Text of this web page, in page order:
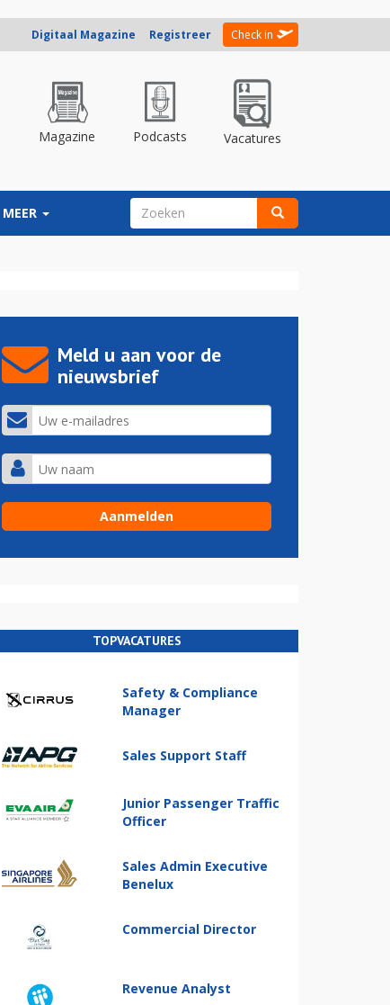
Digitaal Magazine Registreer Check in
Magazine Podcasts Vacatures
MEER ZOEKVELD
Meld u aan voor de
nieuwsbrief
TOPVACATURES
Safety & Compliance
Manager
Sales Support Staff
Junior Passenger Traffic
Officer
Sales Admin Executive
Benelux
Commercial Director
Revenue Analyst